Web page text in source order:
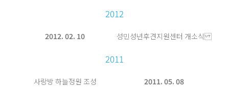
2012
2012. 02. 10 성민성년후견지원센터 개소식
2011
사랑방 하늘정원 조성 2011. 05. 08